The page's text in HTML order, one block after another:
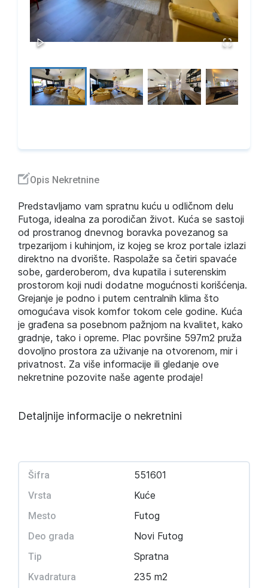
Opis Nekretnine
Predstavljamo vam spratnu kuću u odličnom delu
Futoga, idealna za porodičan život. Kuća se sastoji
od prostranog dnevnog boravka povezanog sa
trpezarijom i kuhinjom, iz kojeg se kroz portale izlazi
direktno na dvorište. Raspolaže sa četiri spavaće
sobe, garderoberom, dva kupatila i suterenskim
prostorom koji nudi dodatne mogućnosti korišćenja.
Grejanje je podno i putem centralnih klima što
omogućava visok komfor tokom cele godine. Kuća
je građena sa posebnom pažnjom na kvalitet, kako
gradnje, tako i opreme. Plac površine 597m2 pruža
dovoljno prostora za uživanje na otvorenom, mir i
privatnost. Za više informacije ili gledanje ove
nekretnine pozovite naše agente prodaje!
Detaljnije informacije o nekretnini
Šifra 551601
Vrsta Kuće
Mesto Futog
Deo grada Novi Futog
Tip Spratna
Kvadratura 235 m2